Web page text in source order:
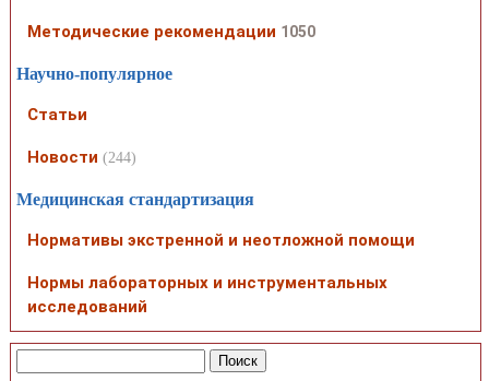
Методические рекомендации 1050
Научно-популярное
Статьи
Новости (244)
Медицинская стандартизация
Нормативы экстренной и неотложной помощи
Нормы лабораторных и инструментальных
исследований